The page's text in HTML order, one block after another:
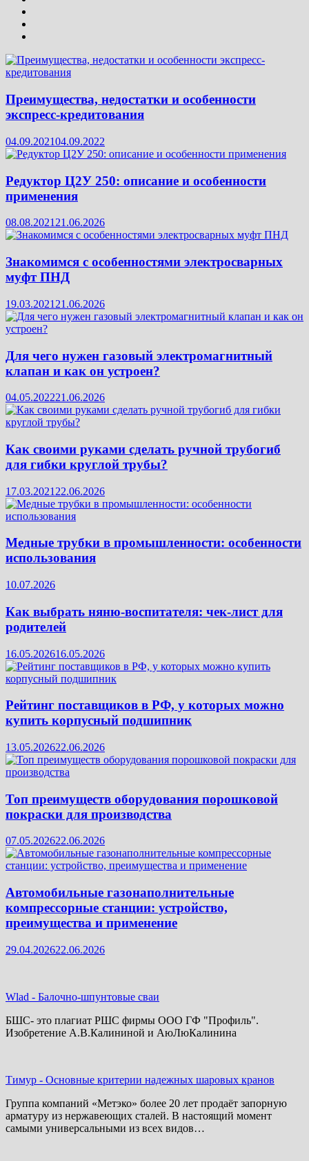
Преимущества, недостатки и особенности
экспресс-кредитования
04.09.202104.09.2022
Редуктор Ц2У 250: описание и особенности
применения
08.08.2021 21.06.2026
Знакомимся с особенностями электросварных
муфт ПНД
19.03.2021 21.06.2026
Для чего нужен газовый электромагнитный
клапан и как он устроен?
04.05.202221.06.2026
Как своими руками сделать ручной трубогиб
для гибки круглой трубы?
17.03.2021 22.06.2026
Медные трубки в промышленности: особенности
использования
10.07.2026
Как выбрать няню-воспитателя: чек‑лист для
родителей
16.05.202616.05.2026
Рейтинг поставщиков в РФ, у которых можно
купить корпусный подшипник
13.05.202622.06.2026
Топ преимуществ оборудования порошковой
покраски для производства
07.05.202622.06.2026
Автомобильные газонаполнительные
компрессорные станции: устройство,
преимущества и применение
29.04.202622.06.2026
Wlad - Балочно-шпунтовые сваи
БШС- это плагиат РШС фирмы ООО ГФ "Профиль".
Изобретение А.В.Калининой и АюЛюКалинина
Тимур - Основные критерии надежных шаровых кранов
Группа компаний «Метэко» более 20 лет продаёт запорную
арматуру из нержавеющих сталей. В настоящий момент
самыми универсальными из всех видов…